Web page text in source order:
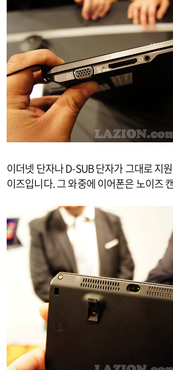
이더넷 단자나 D-SUB 단자가 그대로 지
이즈입니다. 그 와중에 이어폰은 노이즈